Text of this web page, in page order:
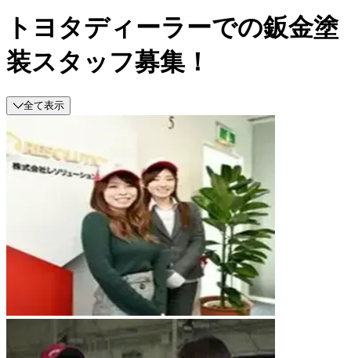
トヨタディーラーでの鈑金塗
装スタッフ募集！
全て表示